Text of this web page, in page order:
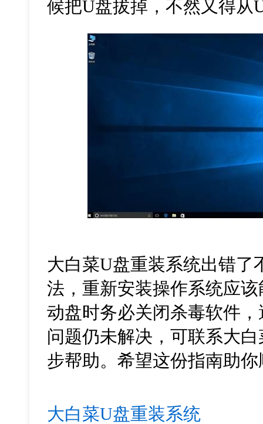
候把U盘拔掉，不然又得从
大白菜U盘重装系统出错了
法，重新安装操作系统应
动盘时务必关闭杀毒软件
问题仍未解决，可联系大
步帮助。希望这份指南助
大白菜U盘重装系统